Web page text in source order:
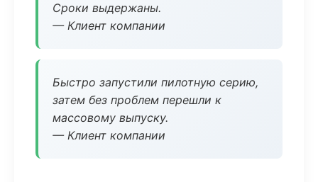
Сроки выдержаны.
— Клиент компании
Быстро запустили пилотную серию,
затем без проблем перешли к
массовому выпуску.
— Клиент компании